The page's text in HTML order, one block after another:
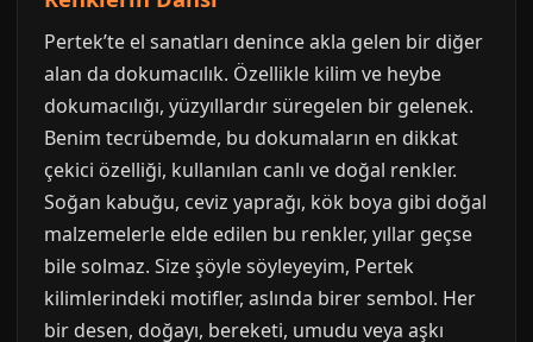
Pertek’te el sanatları denince akla gelen bir diğer
alan da dokumacılık. Özellikle kilim ve heybe
dokumacılığı, yüzyıllardır süregelen bir gelenek.
Benim tecrübemde, bu dokumaların en dikkat
çekici özelliği, kullanılan canlı ve doğal renkler.
Soğan kabuğu, ceviz yaprağı, kök boya gibi doğal
malzemelerle elde edilen bu renkler, yıllar geçse
bile solmaz. Size şöyle söyleyeyim, Pertek
kilimlerindeki motifler, aslında birer sembol. Her
bir desen, doğayı, bereketi, umudu veya aşkı